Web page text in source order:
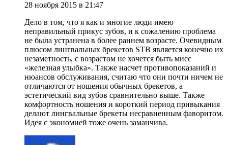
28 ноября 2015 в 21:47
Дело в том, что я как и многие люди имею
неправильный прикус зубов, и к сожалению проблема
не была устранена в более раннем возрасте. Очевидным
плюсом лингвальных брекетов STB является конечно их
незаметность, с возрастом не хочется быть мисс
«железная улыбка». Также насчет противопоказаний и
нюансов обслуживания, считаю что они почти ничем не
отличаются от ношения обычных брекетов, а
эстетический вид зубов сравнительно выше. Также
комфортность ношения и короткий период привыкания
делают лингвальные брекеты несравненным фаворитом.
Идея с экономией тоже очень заманчива.